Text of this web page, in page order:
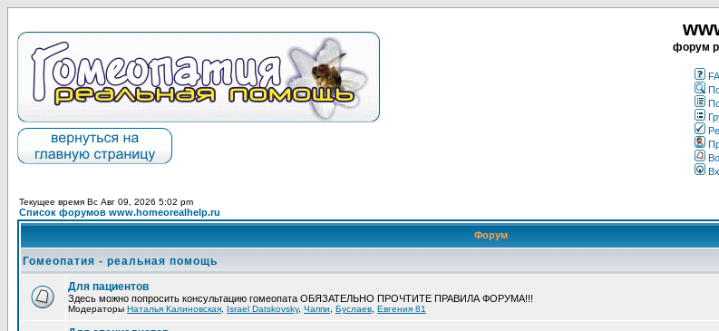
форум
Текущее время Вс Авг 09, 2026 5:02 pm
Список форумов www.homeorealhelp.ru
Форум
Гомеопатия - реальная помощь
Для пациентов
Здесь можно попросить консультацию гомеопата ОБЯЗАТЕЛЬНО ПРОЧТИТЕ ПРАВИЛА ФОРУМА!!!
Модераторы Наталья Калиновская Israel Datskovsky, Чаппи Буслаев Евгения 81